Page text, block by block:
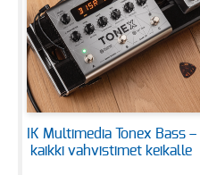
IK Multimedia Tonex Bass –
kaikki vahvistimet keikalle